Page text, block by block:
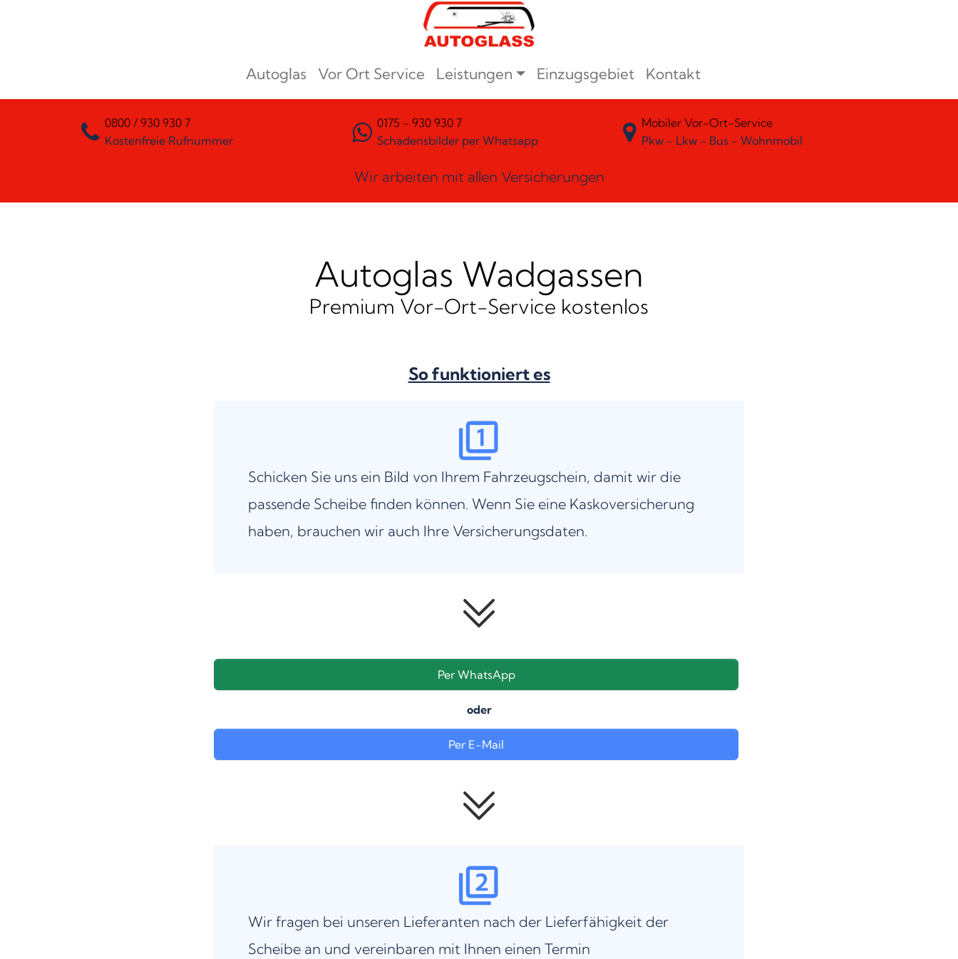
Autoglas Vor Ort Service Leistungen Einzugsgebiet Kontakt
0800 / 930 930 7
Kostenfreie Rufnummer
0175 - 930 930 7
Schadensbilder per Whatsapp
Mobiler Vor-Ort-Service
Pkw - Lkw - Bus - Wohnmobil
Wir arbeiten mit allen Versicherungen
Autoglas Wadgassen
Premium Vor-Ort-Service kostenlos
So funktioniert es
Schicken Sie uns ein Bild von Ihrem Fahrzeugschein, damit wir die
passende Scheibe finden können. Wenn Sie eine Kaskoversicherung
haben, brauchen wir auch Ihre Versicherungsdaten.
Per WhatsApp
oder
Per E-Mail
Wir fragen bei unseren Lieferanten nach der Lieferfähigkeit der
Scheibe an und vereinbaren mit Ihnen einen Termin